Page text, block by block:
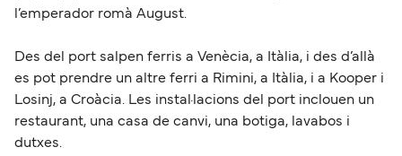
l’emperador romà August.
Des del port salpen ferris a Venècia, a Itàlia, i des d’allà
es pot prendre un altre ferri a Rimini, a Itàlia, i a Kooper i
Losinj, a Croàcia. Les instal·lacions del port inclouen un
restaurant, una casa de canvi, una botiga, lavabos i
dutxes.